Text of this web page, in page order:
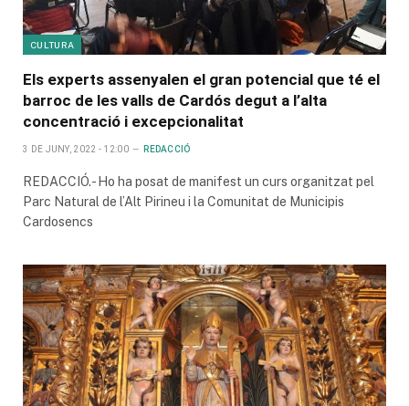
CULTURA
Els experts assenyalen el gran potencial que té el
barroc de les valls de Cardós degut a l’alta
concentració i excepcionalitat
3 DE JUNY, 2022 - 12:00 REDACCIÓ
REDACCIÓ.- Ho ha posat de manifest un curs organitzat pel
Parc Natural de l’Alt Pirineu i la Comunitat de Municipis
Cardosencs